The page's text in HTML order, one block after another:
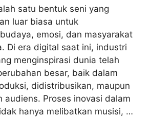
satu bentuk seni yang
luar biasa untuk
emosi, dan masyarakat
Di era digital saat ini, industri
menginspirasi dunia telah
besar, baik dalam
didistribusikan, maupun
audiens. Proses inovasi dalam
hanya melibatkan musisi, …